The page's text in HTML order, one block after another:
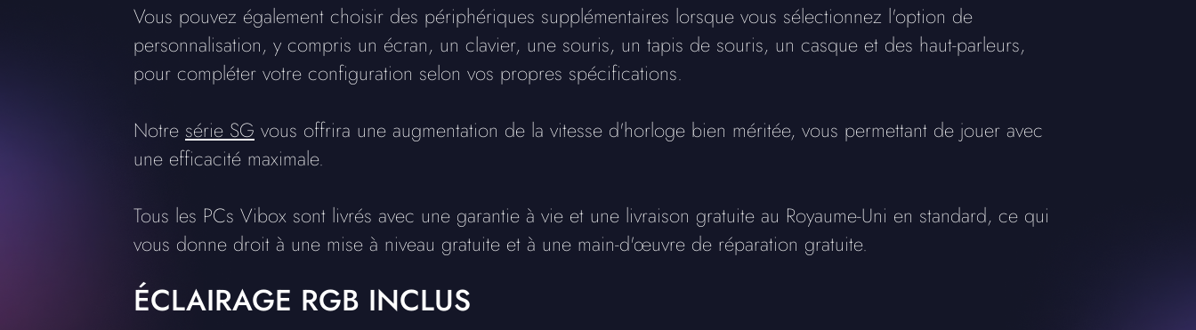
Vous pouvez également choisir des périphériques supplémentaires lorsque vous sélectionnez l'option de
personnalisation, y compris un écran, un clavier, une souris, un tapis de souris, un casque et des haut-parleurs,
pour compléter votre configuration selon vos propres spécifications.
Notre série SG vous offrira une augmentation de la vitesse d'horloge bien méritée, vous permettant de jouer avec
une efficacité maximale.
Tous les PCs Vibox sont livrés avec une garantie à vie et une livraison gratuite au Royaume-Uni en standard, ce qui
vous donne droit à une mise à niveau gratuite et à une main-d'œuvre de réparation gratuite.
ÉCLAIRAGE RGB INCLUS